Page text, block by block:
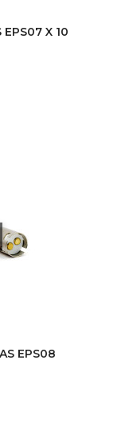
EPS07 X 10
EPS08